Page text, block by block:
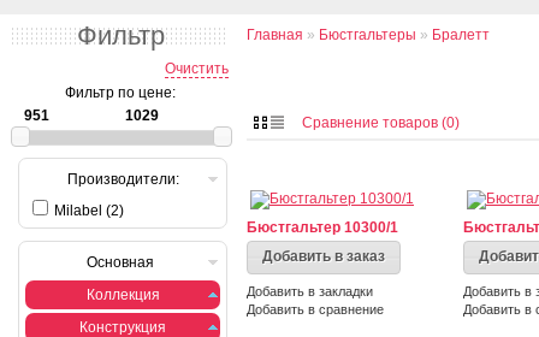
Фильтр
Очистить
Фильтр по цене:
Производители:
Milabel (2)
Основная
Коллекция
Конструкция
Главная » Бюстгальтеры » Бралетт
Сравнение товаров (0)
Бюстгальтер 10300/1
Добавить в заказ
Добавить в закладки
Добавить в сравнение
Добавить в
Добавить в